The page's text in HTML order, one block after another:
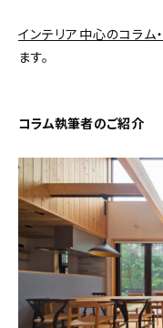
インテリア
暮らし
daily mukuri/
カテゴリー一覧
インテリア中心のコラム
ます。
コラム執筆者のご紹介